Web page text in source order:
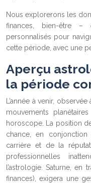
Nous explorerons les
finances, bien-être –
personnalisés pour
cette période, avec une
Aperçu
la période
L’année à venir,
mouvements
horoscope. La position
chance, en
carrière et de la
professionnelles
l’astrologie. Saturne, en
finances), exigera une